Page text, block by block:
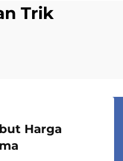
Trik
Harga